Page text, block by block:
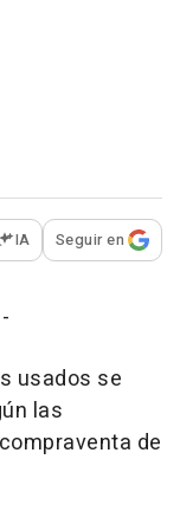
para
IA Seguir en
usados se
las
de